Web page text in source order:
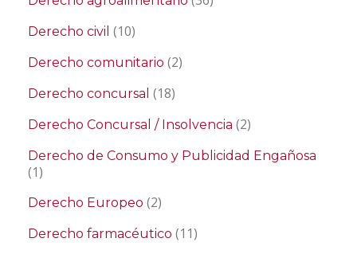
Derecho civil (10)
Derecho comunitario (2)
Derecho concursal (18)
Derecho Concursal / Insolvencia (2)
Derecho de Consumo y Publicidad Engañosa
(1)
Derecho Europeo (2)
Derecho farmacéutico (11)